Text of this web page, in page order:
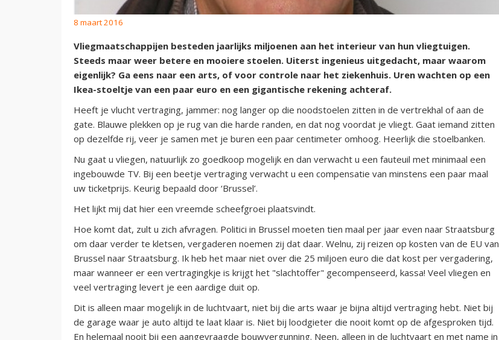
8 maart 2016
Vliegmaatschappijen besteden jaarlijks miljoenen aan het interieur van hun vliegtuigen.
Steeds maar weer betere en mooiere stoelen. Uiterst ingenieus uitgedacht, maar waarom
eigenlijk? Ga eens naar een arts, of voor controle naar het ziekenhuis. Uren wachten op een
Ikea-stoeltje van een paar euro en een gigantische rekening achteraf.
Heeft je vlucht vertraging, jammer: nog langer op die noodstoelen zitten in de vertrekhal of aan de
gate. Blauwe plekken op je rug van die harde randen, en dat nog voordat je vliegt. Gaat iemand zitten
op dezelfde rij, veer je samen met je buren een paar centimeter omhoog. Heerlijk die stoelbanken.
Nu gaat u vliegen, natuurlijk zo goedkoop mogelijk en dan verwacht u een fauteuil met minimaal een
ingebouwde TV. Bij een beetje vertraging verwacht u een compensatie van minstens een paar maal
uw ticketprijs. Keurig bepaald door ‘Brussel’.
Het lijkt mij dat hier een vreemde scheefgroei plaatsvindt.
Hoe komt dat, zult u zich afvragen. Politici in Brussel moeten tien maal per jaar even naar Straatsburg
om daar verder te kletsen, vergaderen noemen zij dat daar. Welnu, zij reizen op kosten van de EU van
Brussel naar Straatsburg. Ik heb het maar niet over die 25 miljoen euro die dat kost per vergadering,
maar wanneer er een vertragingkje is krijgt het "slachtoffer" gecompenseerd, kassa! Veel vliegen en
veel vertraging levert je een aardige duit op.
Dit is alleen maar mogelijk in de luchtvaart, niet bij die arts waar je bijna altijd vertraging hebt. Niet bij
de garage waar je auto altijd te laat klaar is. Niet bij loodgieter die nooit komt op de afgesproken tijd.
En helemaal nooit bij een aangevraagde bouwvergunning. Neen, alleen in de luchtvaart en met name in